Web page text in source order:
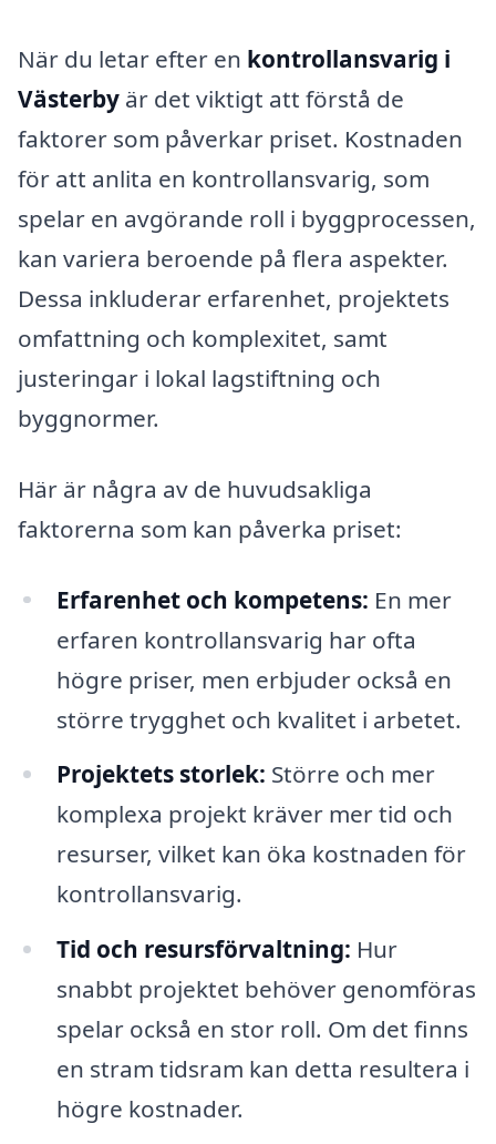
När du letar efter en kontrollansvarig i
Västerby är det viktigt att förstå de
faktorer som påverkar priset. Kostnaden
för att anlita en kontrollansvarig, som
spelar en avgörande roll i byggprocessen,
kan variera beroende på flera aspekter.
Dessa inkluderar erfarenhet, projektets
omfattning och komplexitet, samt
justeringar i lokal lagstiftning och
byggnormer.
Här är några av de huvudsakliga
faktorerna som kan påverka priset:
Erfarenhet och kompetens: En mer
erfaren kontrollansvarig har ofta
högre priser, men erbjuder också en
större trygghet och kvalitet i arbetet.
Projektets storlek: Större och mer
komplexa projekt kräver mer tid och
resurser, vilket kan öka kostnaden för
kontrollansvarig.
Tid och resursförvaltning: Hur
snabbt projektet behöver genomföras
spelar också en stor roll. Om det finns
en stram tidsram kan detta resultera i
högre kostnader.